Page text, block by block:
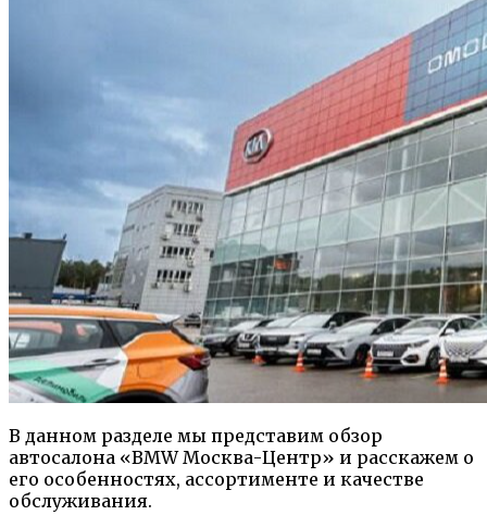
В данном разделе мы представим обзор
автосалона «BMW Москва-Центр» и расскажем о
его особенностях, ассортименте и качестве
обслуживания.